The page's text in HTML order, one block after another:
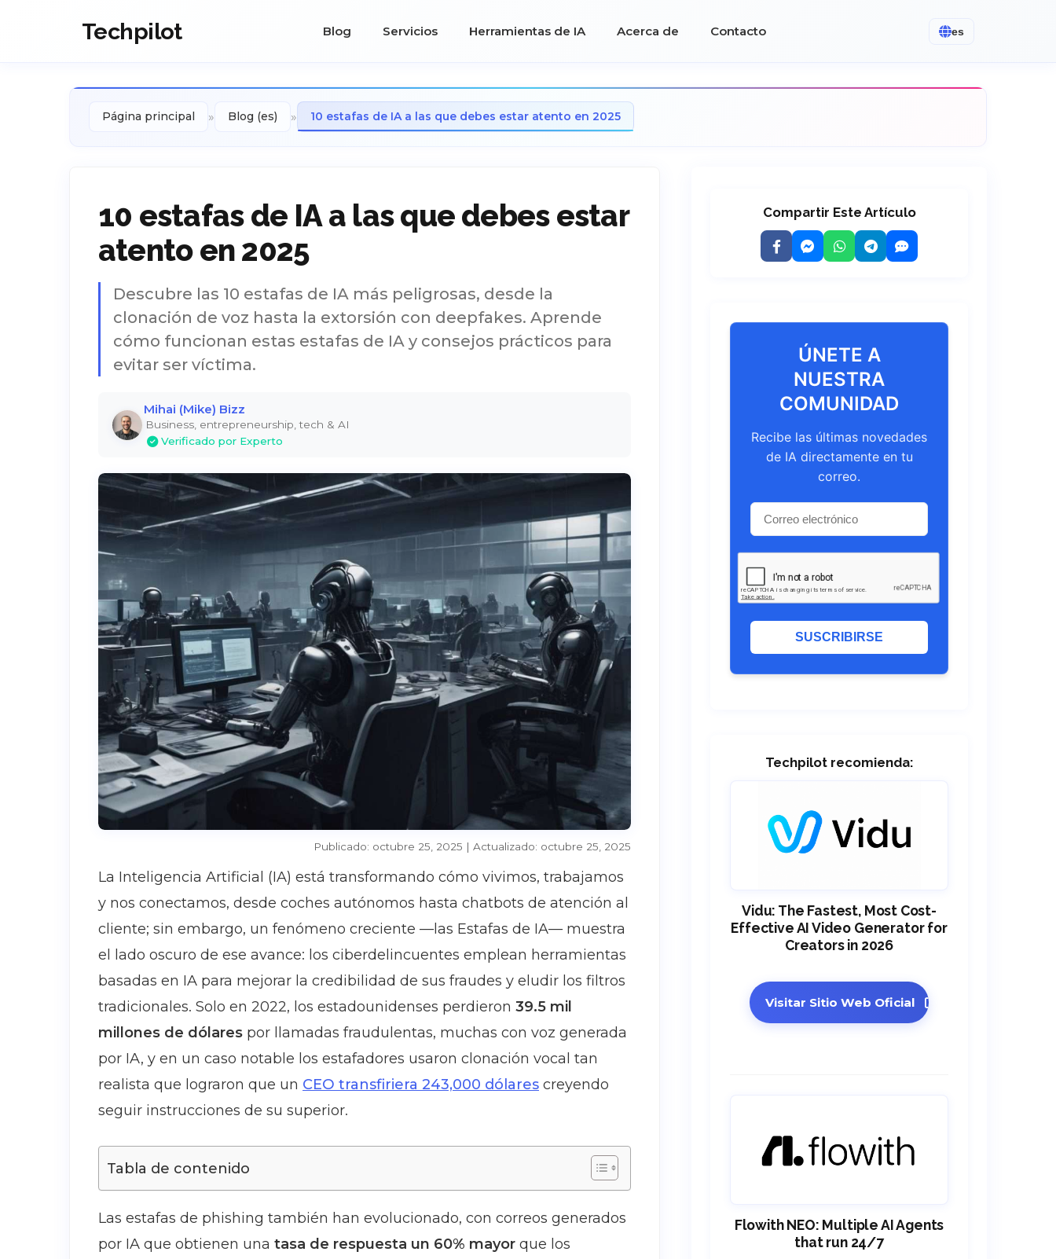
Techpilot Blog Servicios Herramientas de IA Acerca de Contacto es
Página principal » Blog (es) » 10 estafas de IA a las que debes estar atento en 2025
10 estafas de IA a las que debes estar
atento en 2025
Descubre las 10 estafas de IA más peligrosas, desde la
clonación de voz hasta la extorsión con deepfakes. Aprende
cómo funcionan estas estafas de IA y consejos prácticos para
evitar ser víctima.
Mihai (Mike) Bizz
Business, entrepreneurship, tech & AI
Verificado por Experto
Publicado: octubre 25, 2025 | Actualizado: octubre 25, 2025
La Inteligencia Artificial (IA) está transformando cómo vivimos, trabajamos
y nos conectamos, desde coches autónomos hasta chatbots de atención al
cliente; sin embargo, un fenómeno creciente —las Estafas de IA— muestra
el lado oscuro de ese avance: los ciberdelincuentes emplean herramientas
basadas en IA para mejorar la credibilidad de sus fraudes y eludir los filtros
tradicionales. Solo en 2022, los estadounidenses perdieron 39.5 mil
millones de dólares por llamadas fraudulentas, muchas con voz generada
por IA, y en un caso notable los estafadores usaron clonación vocal tan
realista que lograron que un CEO transfiriera 243,000 dólares creyendo
seguir instrucciones de su superior.
Tabla de contenido
Las estafas de phishing también han evolucionado, con correos generados
por IA que obtienen una tasa de respuesta un 60% mayor que los
Compartir Este Artículo
ÚNETE A
NUESTRA
COMUNIDAD
Recibe las últimas novedades
de IA directamente en tu
correo.
SUSCRIBIRSE
Techpilot recomienda:
Vidu: The Fastest, Most Cost-
Effective AI Video Generator for
Creators in 2026
Visitar Sitio Web Oficial
Flowith NEO: Multiple AI Agents
that run 24/7